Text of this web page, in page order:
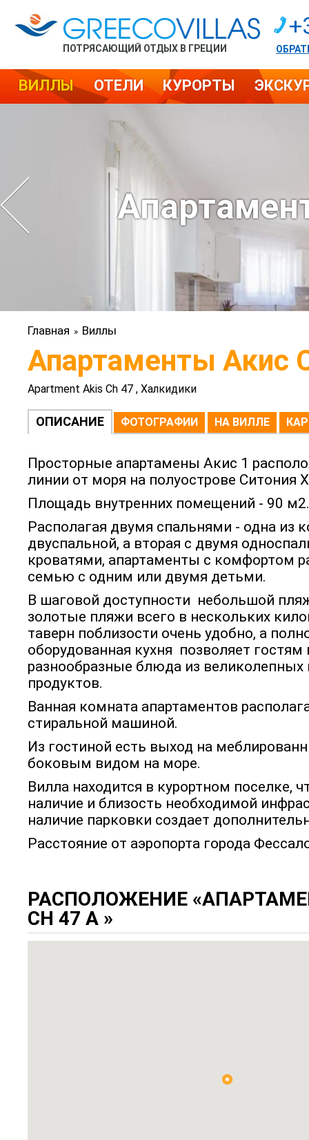
ПОТРЯСАЮЩИЙ ОТДЫХ В ГРЕЦИИ
ВИЛЛЫ ОТЕЛИ КУРОРТЫ
Главная » Виллы
Апартаменты Акис
Apartment Akis Ch 47 , Халкидики
ОПИСАНИЕ ФОТОГРАФИИ НА ВИЛЛЕ
Просторные апартамены Акис 1
линии от моря на полуострове Ситония
Площадь внутренних помещений - 90 м2.
Располагая двумя спальнями - одна из
двуспальной, а вторая с двумя
кроватями, апартаменты с комфортом
семью с одним или двумя детьми.
В шаговой доступности небольшой
золотые пляжи всего в нескольких
таверн поблизости очень удобно, а
оборудованная кухня позволяет гостям
разнообразные блюда из великолепных
продуктов.
Ванная комната апартаментов
стиральной машиной.
Из гостиной есть выход на
боковым видом на море.
Вилла находится в курортном поселке,
наличие и близость необходимой
наличие парковки создает
Расстояние от аэропорта города
РАСПОЛОЖЕНИЕ
CH 47 A »